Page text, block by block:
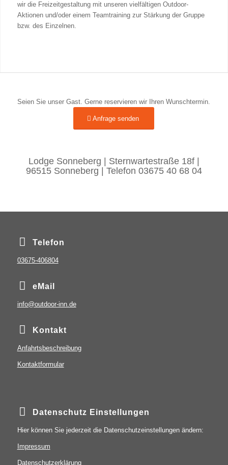
wir die Freizeitgestaltung mit unseren vielfältigen Outdoor-
Aktionen und/oder einem Teamtraining zur Stärkung der Gruppe
bzw. des Einzelnen.
Seien Sie unser Gast. Gerne reservieren wir Ihren Wunschtermin.
Anfrage senden
Lodge Sonneberg | Sternwartestraße 18f |
96515 Sonneberg | Telefon 03675 40 68 04
Telefon
03675-406804
eMail
info@outdoor-inn.de
Kontakt
Anfahrtsbeschreibung
Kontaktformular
Datenschutz Einstellungen
Hier können Sie jederzeit die Datenschutzeinstellungen ändern:
Impressum
Datenschutzerklärung